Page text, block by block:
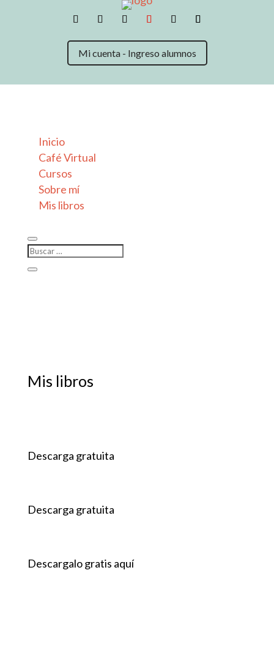
Mi cuenta - Ingreso alumnos
Inicio
Café Virtual
Cursos
Sobre mí
Mis libros
Mis libros
Descarga gratuita
Descarga gratuita
Descargalo gratis aquí